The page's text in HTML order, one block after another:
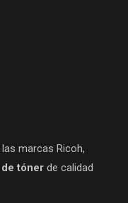
las marcas Ricoh,
tóner de calidad